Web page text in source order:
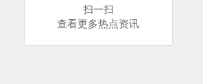
扫一扫
查看更多热点资讯